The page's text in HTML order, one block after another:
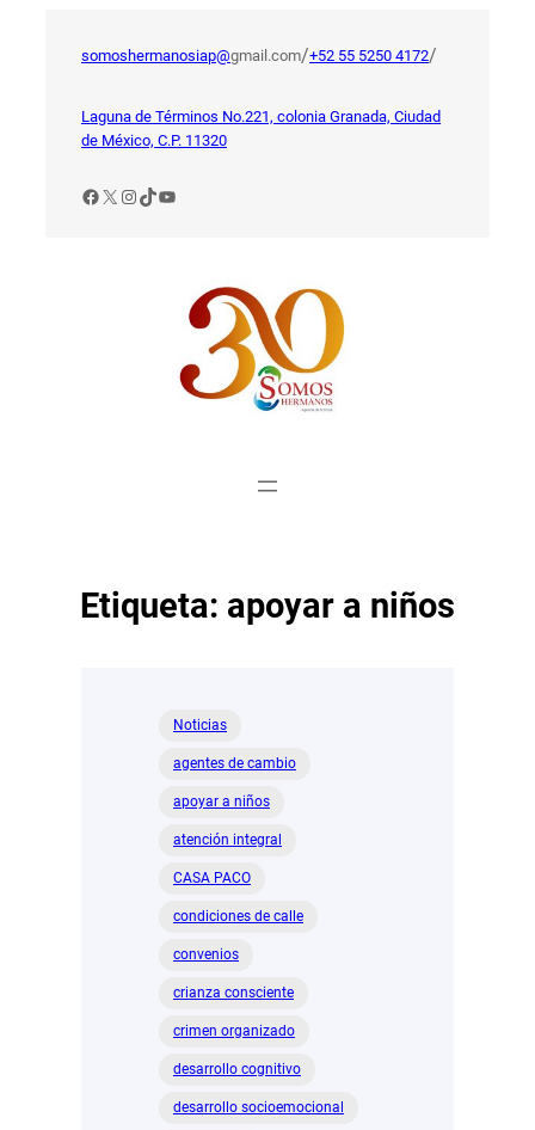
somoshermanosiap@gmail.com/+52 55 5250 4172/
Laguna de Términos No.221, colonia Granada, Ciudad
de México, C.P. 11320
Facebook
X Instagram
TikTok
YouTube
Etiqueta: apoyar a niños
Noticias
agentes de cambio
apoyar a niños
atención integral
CASA PACO
condiciones de calle
convenios
crianza consciente
crimen organizado
desarrollo cognitivo
desarrollo socioemocional